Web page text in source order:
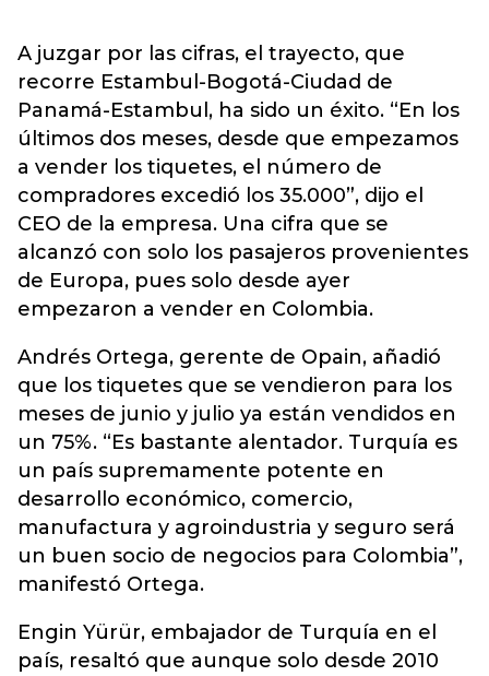
A juzgar por las cifras, el trayecto, que
recorre Estambul-Bogotá-Ciudad de
Panamá-Estambul, ha sido un éxito. “En los
últimos dos meses, desde que empezamos
a vender los tiquetes, el número de
compradores excedió los 35.000”, dijo el
CEO de la empresa. Una cifra que se
alcanzó con solo los pasajeros provenientes
de Europa, pues solo desde ayer
empezaron a vender en Colombia.
Andrés Ortega, gerente de Opain, añadió
que los tiquetes que se vendieron para los
meses de junio y julio ya están vendidos en
un 75%. “Es bastante alentador. Turquía es
un país supremamente potente en
desarrollo económico, comercio,
manufactura y agroindustria y seguro será
un buen socio de negocios para Colombia”,
manifestó Ortega.
Engin Yürür, embajador de Turquía en el
país, resaltó que aunque solo desde 2010